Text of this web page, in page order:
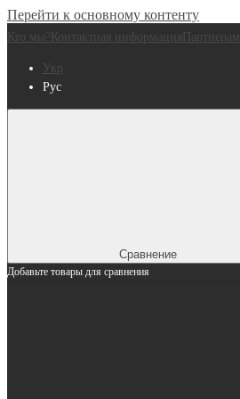
Перейти к основному контенту
Кто мы? Контактная информация Партнерам
Укр
Рус
Сравнение
Добавьте товары для сравнения